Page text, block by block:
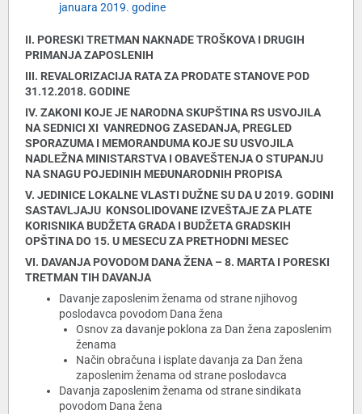
januara 2019. godine
II. PORESKI TRETMAN NAKNADE TROŠKOVA I DRUGIH
PRIMANJA ZAPOSLENIH
III. REVALORIZACIJA RATA ZA PRODATE STANOVE POD
31.12.2018. GODINE
IV. ZAKONI KOJE JE NARODNA SKUPŠTINA RS USVOJILA
NA SEDNICI XI VANREDNOG ZASEDANJA, PREGLED
SPORAZUMA I MEMORANDUMA KOJE SU USVOJILA
NADLEŽNA MINISTARSTVA I OBAVEŠTENJA O STUPANJU
NA SNAGU POJEDINIH MEĐUNARODNIH PROPISA
V. JEDINICE LOKALNE VLASTI DUŽNE SU DA U 2019. GODINI
SASTAVLJAJU KONSOLIDOVANE IZVEŠTAJE ZA PLATE
KORISNIKA BUDŽETA GRADA I BUDŽETA GRADSKIH
OPŠTINA DO 15. U MESECU ZA PRETHODNI MESEC
VI. DAVANJA POVODOM DANA ŽENA – 8. MARTA I PORESKI
TRETMAN TIH DAVANJA
Davanje zaposlenim ženama od strane njihovog
poslodavca povodom Dana žena
Osnov za davanje poklona za Dan žena zaposlenim
ženama
Način obračuna i isplate davanja za Dan žena
zaposlenim ženama od strane poslodavca
Davanja zaposlenim ženama od strane sindikata
povodom Dana žena